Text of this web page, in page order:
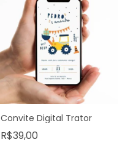
Convite Digital Trator
R$39,00